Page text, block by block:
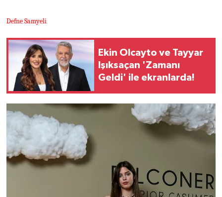
Defne Samyeli
Ekin Olcayto ve Tayyar
Işıksaçan 'Zamanı
Geldi' ile ekranlarda!